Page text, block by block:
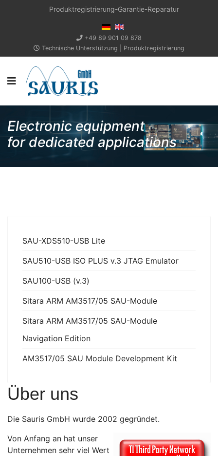
Produktregistrierung-Garantie-Reparatur
+49 89 901 09 878
Technische Unterstützung
Produktregistrierung
Electronic equipment
for dedicated applications
SAU-XDS510-USB Lite
SAU510-USB ISO PLUS v.3 JTAG Emulator
SAU100-USB (v.3)
Sitara ARM AM3517/05 SAU-Module
Sitara ARM AM3517/05 SAU-Module
Navigation Edition
AM3517/05 SAU Module Development Kit
Über uns
Die Sauris GmbH wurde 2002 gegründet.
Von Anfang an hat unser
Unternehmen sehr viel Wert